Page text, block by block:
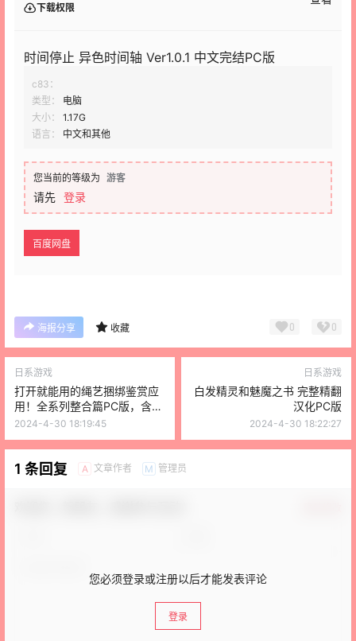
下载权限
时间停止 异色时间轴 Ver1.0.1 中文完结PC版
c83：
类型：
电脑
大小：
1.17G
语言：
中文和其他
您当前的等级为 游客
请先 登录
百度网盘
海报分享 收藏 0 0
日系游戏
打开就能用的绳艺捆绑鉴赏应
用！全系列整合篇PC版，含真
实版
2024-4-30 18:19:45
日系游戏
白发精灵和魅魔之书 完整精翻
汉化PC版
2024-4-30 18:22:27
1 条回复 A 文章作者 M 管理员
您必须登录或注册以后才能发表评论
登录